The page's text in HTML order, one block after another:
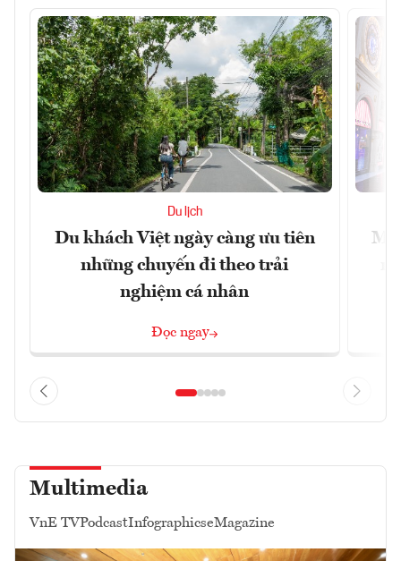
Du lịch
Du khách Việt ngày càng ưu tiên
những chuyến đi theo trải
nghiệm cá nhân
Đọc ngay
Multimedia
VnE TVPodcastInfographicseMagazine